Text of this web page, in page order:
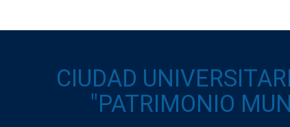
CIUDAD
"PATRIMONIO